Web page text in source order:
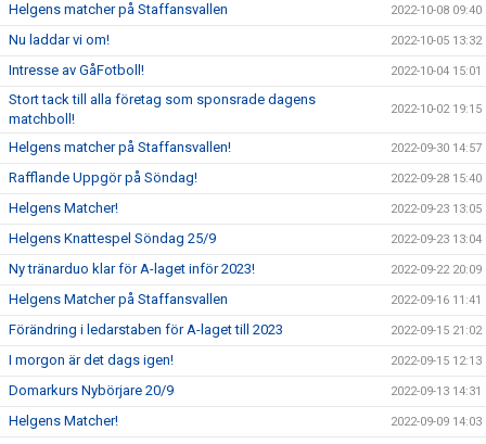
Helgens matcher på Staffansvallen 2022-10-08 09:40
Nu laddar vi om! 2022-10-05 13:32
Intresse av GåFotboll! 2022-10-04 15:01
Stort tack till alla företag som sponsrade dagens
matchboll!
2022-10-02 19:15
Helgens matcher på Staffansvallen! 2022-09-30 14:57
Rafflande Uppgör på Söndag! 2022-09-28 15:40
Helgens Matcher! 2022-09-23 13:05
Helgens Knattespel Söndag 25/9 2022-09-23 13:04
Ny tränarduo klar för A-laget inför 2023! 2022-09-22 20:09
Helgens Matcher på Staffansvallen 2022-09-16 11:41
Förändring i ledarstaben för A-laget till 2023 2022-09-15 21:02
I morgon är det dags igen! 2022-09-15 12:13
Domarkurs Nybörjare 20/9 2022-09-13 14:31
Helgens Matcher! 2022-09-09 14:03